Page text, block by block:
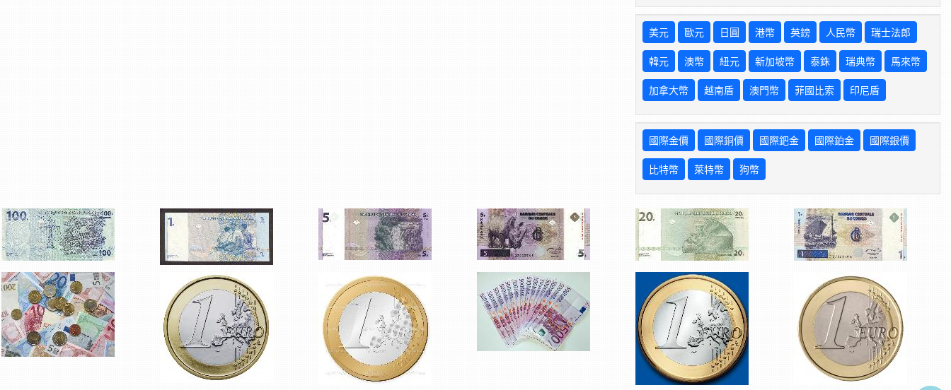
美元 歐元 日圓 港幣 英鎊 人民幣 瑞士法郎
韓元 澳幣 紐元 新加坡幣 泰銖 瑞典幣 馬來幣
加拿大幣 越南盾 澳門幣 菲國比索 印尼盾
國際金價 國際銅價 國際鈀金 國際鉑金 國際銀價
比特幣 萊特幣 狗幣